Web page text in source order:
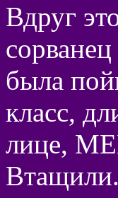
Вдруг
была
класс,
лице,
Втащили.